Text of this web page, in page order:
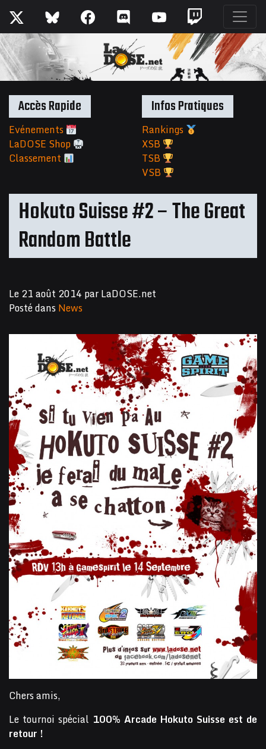
Hokuto Suisse #2 – The Great
Random Battle
Le21 août 2014 parLaDOSE.net
Posté dansNews
Chers amis,
Le tournoi spécial 100% Arcade Hokuto Suisse est de
retour !
Accès Rapide
Evénements
LaDOSE Shop
Classement
Infos Pratiques
Rankings
XSB
TSB
VSB